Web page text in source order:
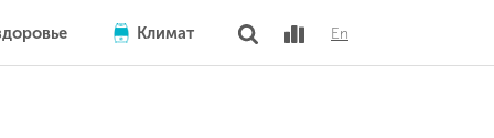
Климат En